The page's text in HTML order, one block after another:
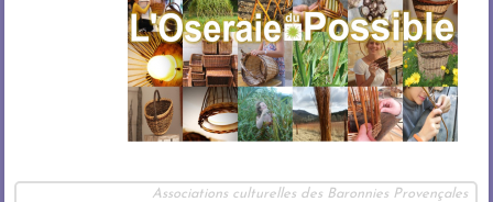
Associations culturelles des Baronnies Provençales